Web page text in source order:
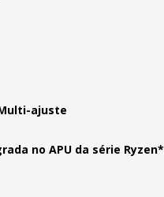
Multi-ajuste
no APU da série Ryzen*